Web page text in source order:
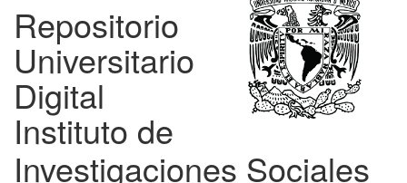
Repositorio
Universitario
Digital
Instituto de
Investigaciones Sociales